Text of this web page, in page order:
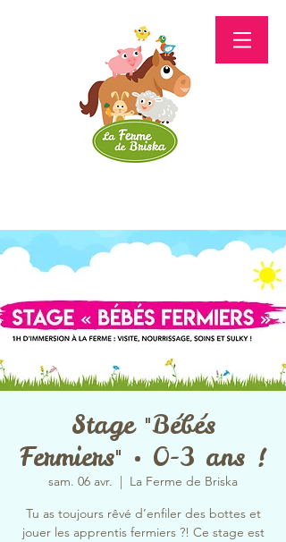
Stage "Bébés
Fermiers" • 0-3 ans !
sam. 06 avr.
  |
La Ferme de Briska
Tu as toujours rêvé d’enfiler des bottes et
jouer les apprentis fermiers ?! Ce stage est